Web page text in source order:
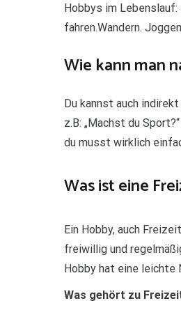
Hobbys im
fahren.Wandern.
Wie kann man
Du kannst auch
z.B: „Machst du
du musst wirklich
Was ist eine
Ein Hobby, auch
freiwillig und
Hobby hat eine leichte
Was gehört zu